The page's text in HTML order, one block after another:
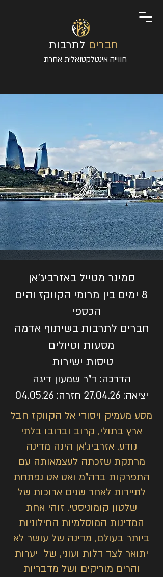
חברים לתרבות
חווייה אינטלקטואלית אחרת
סמינר מטייל באזרביג'אן
8 ימים בין מרומי הקווקז והים
הכספי
חברים לתרבות בשיתוף אדמה
מסעות וטיולים
טיסות ישירות
הדרכה: ד"ר שמעון דיגה
יציאה: 27.04.26 חזרה: 04.05.26
מסע מעמיק ויסודי אל הקווקז חבל
ארץ בתולי, קרוב וברובו בלתי
נודע. אזרביג'אן הינה מדינה
מרתקת שזכתה לעצמאותה עם
התפרקות ברה"מ ואט אט נפתחת
לתיירות לאחר שנים ארוכות של
שלטון קומוניסטי. זוהי אחת
המדינות המוסלמיות החילוניות
ביותר בעולם, מדינה של עושר לא
יתואר לצד דלות ועוני, של יערות
והרים מוריקים ושל מדבריות